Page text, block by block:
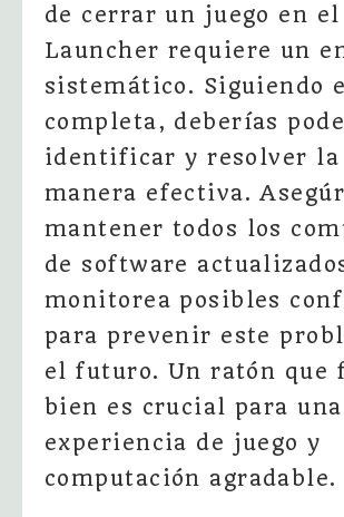
de cerrar un juego en
Launcher requiere un
sistemático. Siguiendo
completa, deberías
identificar y resolver la
manera efectiva.
mantener todos los
de software
monitorea posibles
para prevenir este
el futuro. Un ratón que
bien es crucial para una
experiencia de juego y
computación agradable.